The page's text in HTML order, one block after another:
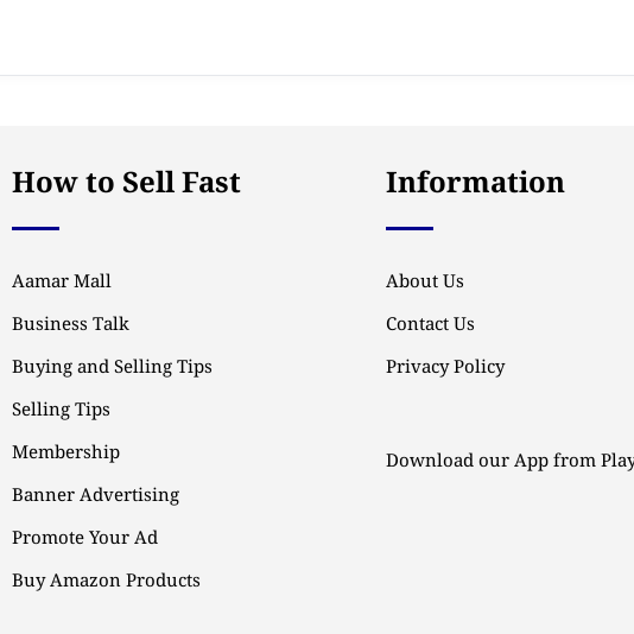
How to Sell Fast
Aamar Mall
Business Talk
Buying and Selling Tips
Selling Tips
Membership
Banner Advertising
Promote Your Ad
Buy Amazon Products
Information
About Us
Contact Us
Privacy Policy
Download our App from